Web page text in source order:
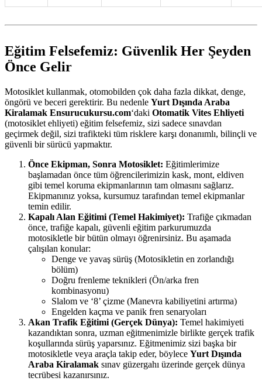
Eğitim Felsefemiz: Güvenlik Her Şeyden
Önce Gelir
Motosiklet kullanmak, otomobilden çok daha fazla dikkat, denge,
öngörü ve beceri gerektirir. Bu nedenle Yurt Dışında Araba
Kiralamak Ensurucukursu.com‘daki Otomatik Vites Ehliyeti
(motosiklet ehliyeti) eğitim felsefemiz, sizi sadece sınavdan
geçirmek değil, sizi trafikteki tüm risklere karşı donanımlı, bilinçli ve
güvenli bir sürücü yapmaktır.
Önce Ekipman, Sonra Motosiklet: Eğitimlerimize
başlamadan önce tüm öğrencilerimizin kask, mont, eldiven
gibi temel koruma ekipmanlarının tam olmasını sağlarız.
Ekipmanınız yoksa, kursumuz tarafından temel ekipmanlar
temin edilir.
Kapalı Alan Eğitimi (Temel Hakimiyet): Trafiğe çıkmadan
önce, trafiğe kapalı, güvenli eğitim parkurumuzda
motosikletle bir bütün olmayı öğrenirsiniz. Bu aşamada
çalışılan konular:
Denge ve yavaş sürüş (Motosikletin en zorlandığı
bölüm)
Doğru frenleme teknikleri (Ön/arka fren
kombinasyonu)
Slalom ve ‘8’ çizme (Manevra kabiliyetini artırma)
Engelden kaçma ve panik fren senaryoları
Akan Trafik Eğitimi (Gerçek Dünya): Temel hakimiyeti
kazandıktan sonra, uzman eğitmenimizle birlikte gerçek trafik
koşullarında sürüş yaparsınız. Eğitmenimiz sizi başka bir
motosikletle veya araçla takip eder, böylece Yurt Dışında
Araba Kiralamak sınav güzergahı üzerinde gerçek dünya
tecrübesi kazanırsınız.